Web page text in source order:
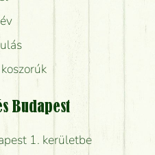
Budapest
1. kerületbe